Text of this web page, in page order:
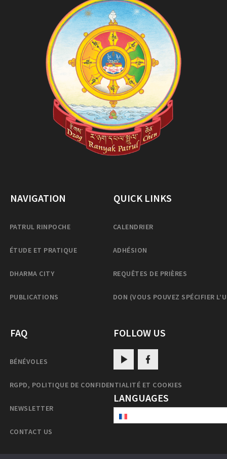
NAVIGATION
PATRUL RINPOCHE
ÉTUDE ET PRATIQUE
DHARMA CITY
PUBLICATIONS
QUICK LINKS
CALENDRIER
ADHÉSION
REQUÊTES DE PRIÈRES
DON (VOUS POUVEZ SPÉCIFIER
FAQ
BÉNÉVOLES
RGPD, POLITIQUE DE CONFIDENTIALITÉ ET COOKIES
NEWSLETTER
CONTACT US
FOLLOW US
LANGUAGES